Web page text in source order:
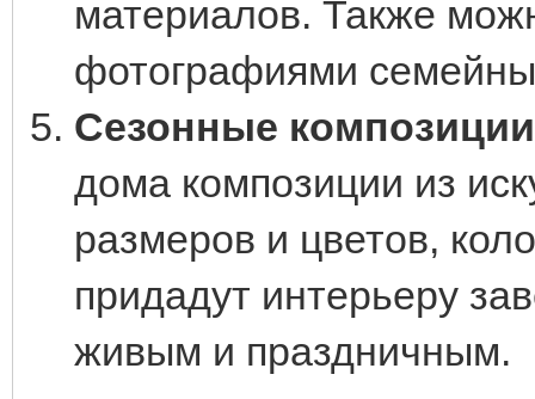
материалов. Также
фотографиями
Сезонные композиции
дома композиции из
размеров и цветов,
придадут интерьеру
живым и праздничным.